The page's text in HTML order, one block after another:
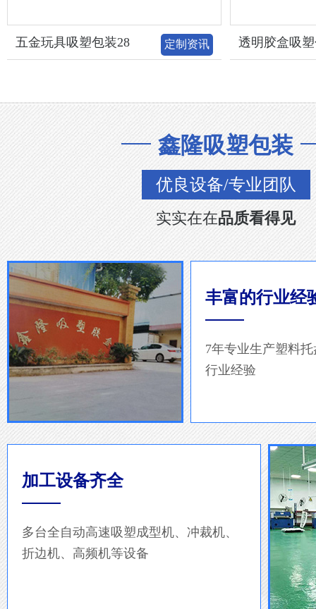
五金玩具吸塑包装28 定制资讯 透明胶盒吸
鑫隆吸塑包装
优良设备/专业团队
实实在在品质看得见
丰富的行业经
7年专业生产塑料
行业经验
加工设备齐全
多台全自动高速吸塑成型机、冲裁机、
折边机、高频机等设备